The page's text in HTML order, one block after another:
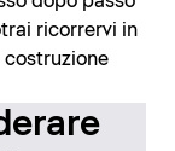
ricorrervi in